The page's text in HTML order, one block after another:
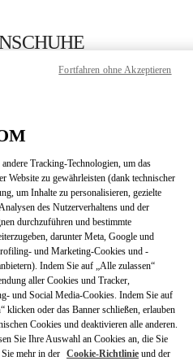
LINK
Link Opens in New Tab
Tracking-Technologien, um das
Website zu gewährleisten (dank technischer
um Inhalte zu personalisieren, gezielte
des Nutzerverhaltens und der
durchzuführen und bestimmte
darunter Meta, Google und
und Marketing-Cookies und -
Indem Sie auf „Alle zulassen“
aller Cookies und Tracker,
und Social Media-Cookies. Indem Sie auf
klicken oder das Banner schließen, erlauben
Cookies und deaktivieren alle anderen.
Sie Ihre Auswahl an Cookies an, die Sie
mehr in der Cookie-Richtlinie und der
Fortfahren ohne Akzeptieren